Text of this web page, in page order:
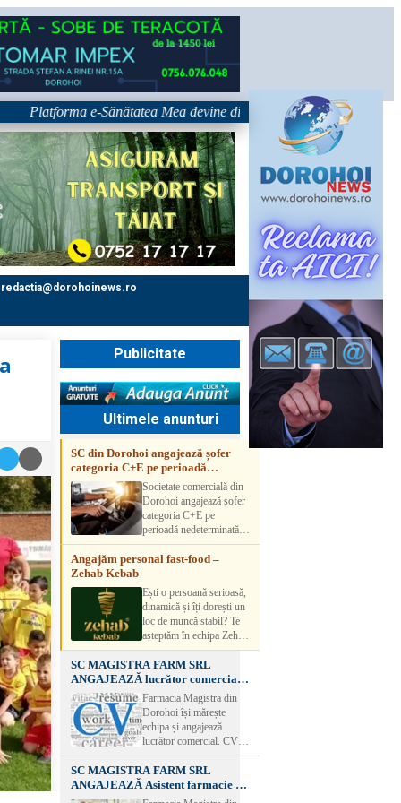
e-Sănătatea Mea devine disponibilă pe 1 septembrie:
redactia@dorohoinews.ro
Publicitate
Ultimele anunturi
SC din Dorohoi angajează șofer
categoria C+E pe perioadă
nedeterminatăSocietate comercială din
Dorohoi angajează șofer
categoria C+E pe
perioadă nedeterminată.
Candidatul trebuie să
aibă experiență și atestat
detalii, vă rog să sunați la
numărul de telefon.
Angajăm personal fast-food –
Zehab Kebab
Ești o persoană serioasă,
dinamică și îți dorești un
loc de muncă stabil? Te
așteptăm în echipa Zehab
Kebab! Posturi
disponibile: -
SHAORMAR AJUTOR
BUCATAR 2/posturi -
LUCRATOR
COMERCIAL
VANZATOR /2 posturi
muncă Program flexibil
Salariu motivant, în
funcție de experienț
SC MAGISTRA FARM SRL
ANGAJEAZĂ lucrător comercial –
DOROHOI
Farmacia Magistra din
Dorohoi își mărește
echipa și angajează
lucrător comercial. CV-
urile se pot depune: * la
sediul Farmaciei
Magistra – Bulevardul
Victoriei nr. 23, Dorohoi
SC MAGISTRA FARM SRL
ANGAJEAZĂ Asistent farmacie –
DOROHOI